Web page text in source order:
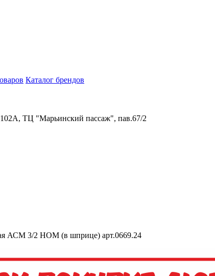
Каталог брендов
ТЦ "Марьинский пассаж", пав.67/2
АСМ 3/2 НОМ (в шприце) арт.0669.24